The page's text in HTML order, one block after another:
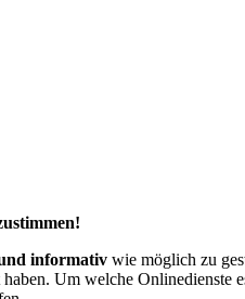
informativ wie möglich zu
Um welche